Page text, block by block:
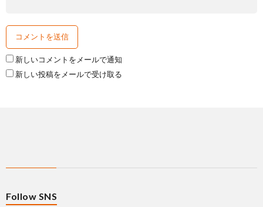
新しいコメントをメールで通知
新しい投稿をメールで受け取る
Follow SNS